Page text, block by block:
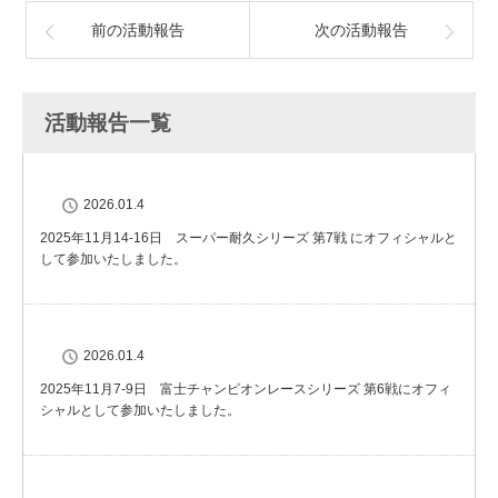
前の活動報告 次の活動報告
活動報告一覧
2026.01.4
2025年11月14-16日 スーパー耐久シリーズ 第7戦 にオフィシャルと
して参加いたしました。
2026.01.4
2025年11月7-9日 富士チャンピオンレースシリーズ 第6戦にオフィ
シャルとして参加いたしました。